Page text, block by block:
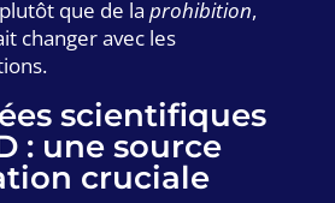
que de la prohibition,
changer avec les
scientifiques
: une source
cruciale